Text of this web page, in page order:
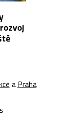
a Praha